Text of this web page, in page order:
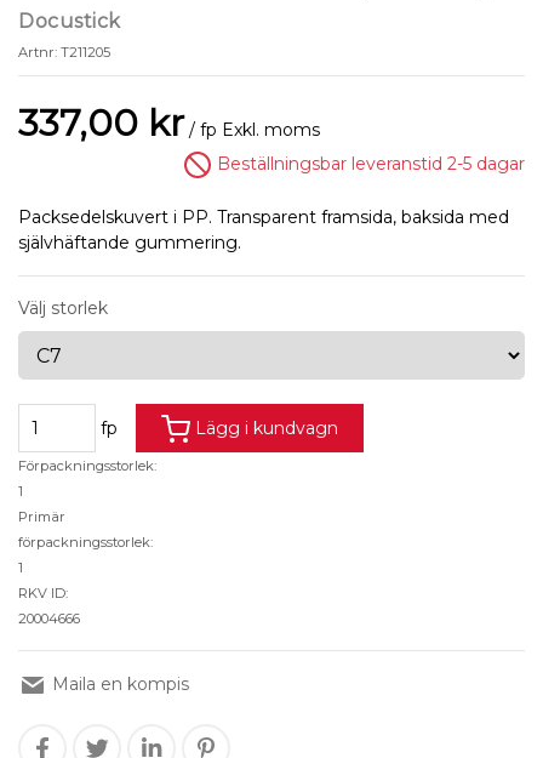
Docustick
Artnr: T211205
337,00 kr / fp Exkl. moms
Beställningsbar leveranstid 2-5 dagar
Packsedelskuvert i PP. Transparent framsida, baksida med
självhäftande gummering.
Välj storlek
fp
Förpackningsstorlek:
1
Primär
förpackningsstorlek:
1
RKV ID:
20004666
Lägg i kundvagn
Maila en kompis